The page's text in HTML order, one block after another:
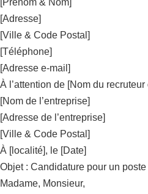
[Prénom & Nom]
[Adresse]
[Ville & Code Postal]
[Téléphone]
[Adresse e-mail]
À l’attention de [Nom du
[Nom de l’entreprise]
[Adresse de l’entreprise]
[Ville & Code Postal]
À [localité], le [Date]
Objet : Candidature pour un
Madame, Monsieur,